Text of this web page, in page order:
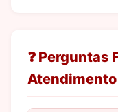
❓ Perguntas